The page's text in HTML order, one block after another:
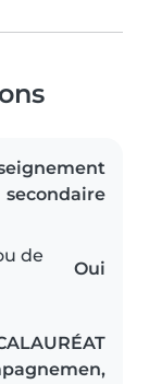
secondaire
de
Oui